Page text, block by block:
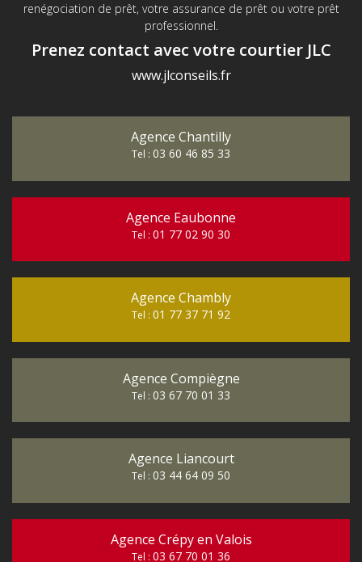
renégociation de prêt, votre assurance de prêt ou votre prêt
professionnel.
Prenez contact avec votre courtier JLC
www.jlconseils.fr
Agence Chantilly
Tel : 03 60 46 85 33
Agence Eaubonne
Tel : 01 77 02 90 30
Agence Chambly
Tel : 01 77 37 71 92
Agence Compiègne
Tel : 03 67 70 01 33
Agence Liancourt
Tel : 03 44 64 09 50
Agence Crépy en Valois
Tel : 03 67 70 01 36